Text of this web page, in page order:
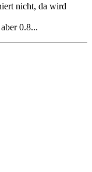
nicht, da wird
0.8...